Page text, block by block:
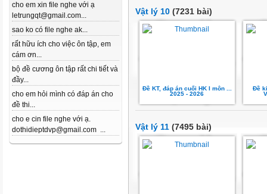
cho em xin file nghe với ạ
letrungqt@gmail.com...
sao ko có file nghe ak...
rất hữu ích cho việc ôn tập, em
cám ơn...
bộ đề cương ôn tập rất chi tiết và
đầy...
cho em hỏi mình có đáp án cho
đề thi...
cho e cin file nghe với ạ.
dothidieptdvp@gmail.com ...
Vật lý 10 (7231 bài)
Đề KT, đáp án cuối HK I môn ...
2025 - 2026
Đề
Vật lý 11 (7495 bài)